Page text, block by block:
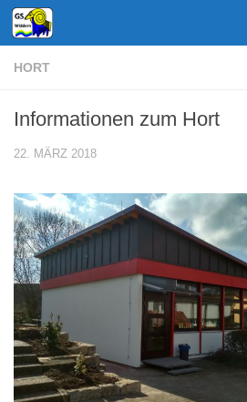
Zum Inhalt springen
HORT
Informationen zum Hort
22. MÄRZ 2018